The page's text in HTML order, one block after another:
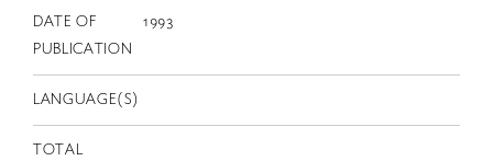
DATE OF
PUBLICATION
1993
LANGUAGE(S)
TOTAL